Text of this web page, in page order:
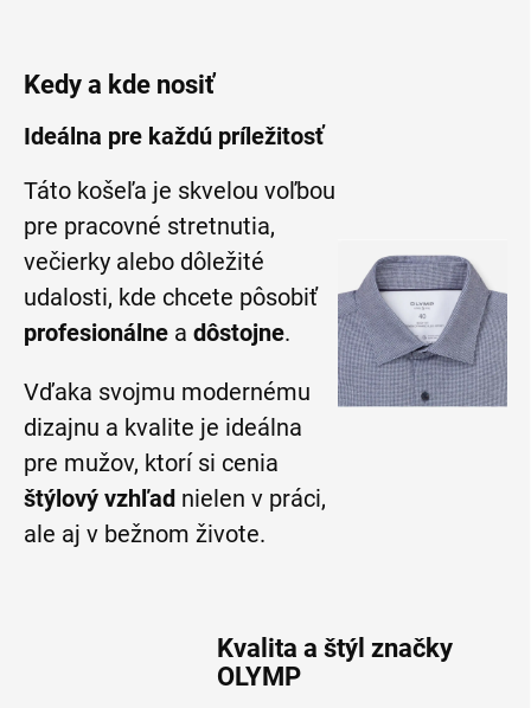
Kedy a kde nosiť
Ideálna pre každú príležitosť
Táto košeľa je skvelou voľbou
pre pracovné stretnutia,
večierky alebo dôležité
udalosti, kde chcete pôsobiť
profesionálne a dôstojne.
Vďaka svojmu modernému
dizajnu a kvalite je ideálna
pre mužov, ktorí si cenia
štýlový vzhľad nielen v práci,
ale aj v bežnom živote.
Kvalita a štýl značky
OLYMP